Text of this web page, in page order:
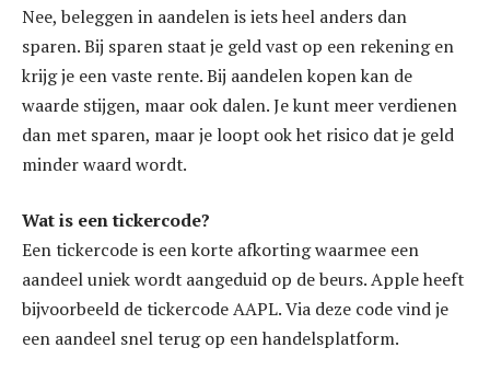
Nee, beleggen in aandelen is iets heel anders dan
sparen. Bij sparen staat je geld vast op een rekening en
krijg je een vaste rente. Bij aandelen kopen kan de
waarde stijgen, maar ook dalen. Je kunt meer verdienen
dan met sparen, maar je loopt ook het risico dat je geld
minder waard wordt.
Wat is een tickercode?
Een tickercode is een korte afkorting waarmee een
aandeel uniek wordt aangeduid op de beurs. Apple heeft
bijvoorbeeld de tickercode AAPL. Via deze code vind je
een aandeel snel terug op een handelsplatform.